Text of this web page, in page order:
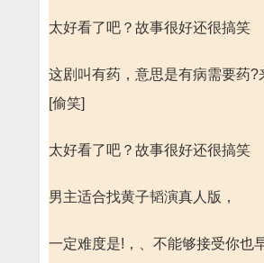
太好看了吧？故事很好还很搞笑
这剧叫有药，意思是有病需要药?
[偷笑]
太好看了吧？故事很好还很搞笑
男主适合找黄子韬演真人版，
一定难度是!，、不能够接受你也